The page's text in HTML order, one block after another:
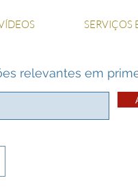
SERVIÇOS
relevantes em